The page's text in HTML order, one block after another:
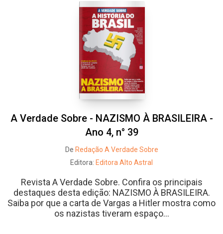
A Verdade Sobre - NAZISMO À BRASILEIRA -
Ano 4, n° 39
De Redação A Verdade Sobre
Editora: Editora Alto Astral
Revista A Verdade Sobre. Confira os principais
destaques desta edição: NAZISMO À BRASILEIRA.
Saiba por que a carta de Vargas a Hitler mostra como
os nazistas tiveram espaço...